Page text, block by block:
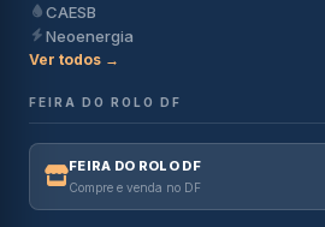
CAESB
Neoenergia
Ver todos →
FEIRA DO ROLO DF
FEIRA DO ROLO DF
Compre e venda no DF